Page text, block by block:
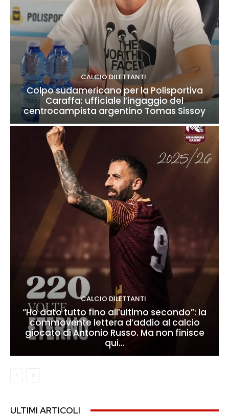
CALCIO DILETTANTI
Colpo sudamericano per la Polisportiva
Caraffa: ufficiale l’ingaggio del
centrocampista argentino Tomas Sissoy
CALCIO DILETTANTI
“Ho dato tutto fino all’ultimo secondo”: la
commovente lettera d’addio al calcio
giocato di Antonio Russo. Ma non finisce
qui…
ULTIMI ARTICOLI